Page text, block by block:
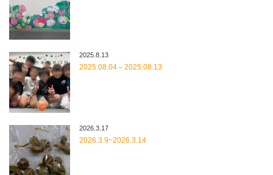
2025.8.13
2025.08.04～2025.08.13
2026.3.17
2026.3.9~2026.3.14